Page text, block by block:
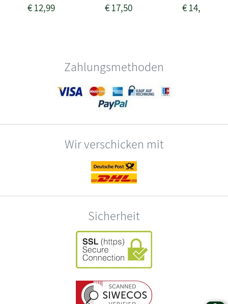
€12,99 €17,50 €14,99
Zahlungsmethoden
Wir verschicken mit
Sicherheit